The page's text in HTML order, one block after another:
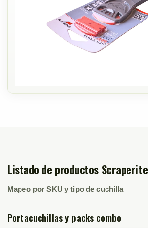
Listado de productos Scraperite
Mapeo por SKU y tipo de cuchilla
Portacuchillas y packs combo